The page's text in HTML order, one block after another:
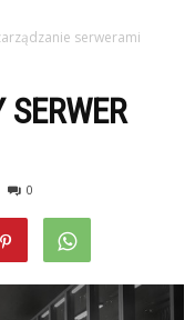
serwerami
0